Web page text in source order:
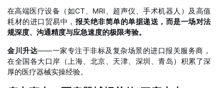
在高端医疗设备（如CT、MRI、超声仪、手术机器人）及高值
耗材的进口贸易中， 报关绝非简单的单据递送，而是一场对法
规深度、沟通精度与应急速度的极限考验。
金川升达——一家专注于非标及复杂场景的进口报关服务商，
在全国各大口岸（上海、北京、天津、深圳、青岛）积累了深
厚的医疗器械实操经验。